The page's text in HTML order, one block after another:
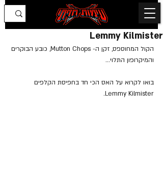
Lemmy Kilmister
הקול המחוספס, זקן ה- Mutton Chops, כובע הבוקרים
והמיקרופון התלוי...
בואו לקרוא על האס הכי חד בחפיסת הקלפים
Lemmy Kilmister.